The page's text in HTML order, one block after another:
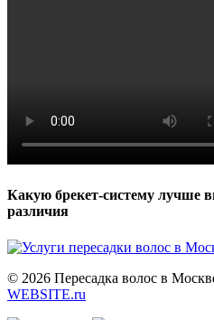
Какую брекет-систему лучше
различия
© 2026 Пересадка волос в
WEBSITE.ru